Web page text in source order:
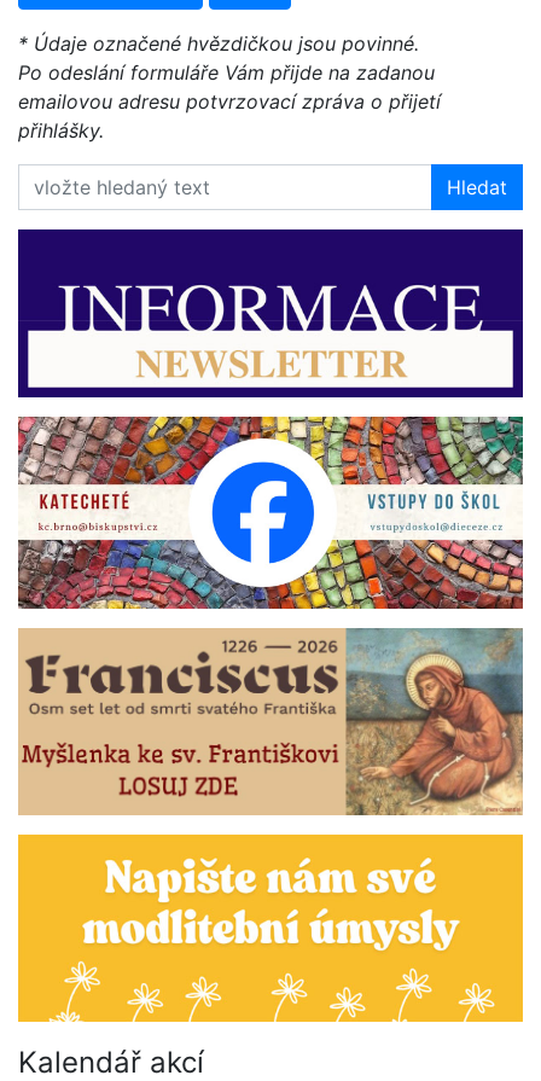
* Údaje označené hvězdičkou jsou povinné.
Po odeslání formuláře Vám přijde na zadanou
emailovou adresu potvrzovací zpráva o přijetí
přihlášky.
Hledat
Kalendář akcí